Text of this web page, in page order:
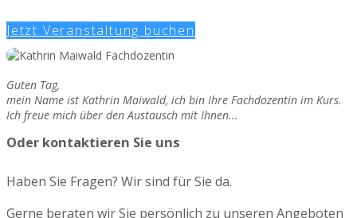
Jetzt Veranstaltung buchen
Guten Tag,
mein Name ist Kathrin Maiwald, ich bin Ihre Fachdozentin im Kurs.
Ich freue mich über den Austausch mit Ihnen...
Oder kontaktieren Sie uns
Haben Sie Fragen? Wir sind für Sie da.
Gerne beraten wir Sie persönlich zu unseren Angeboten